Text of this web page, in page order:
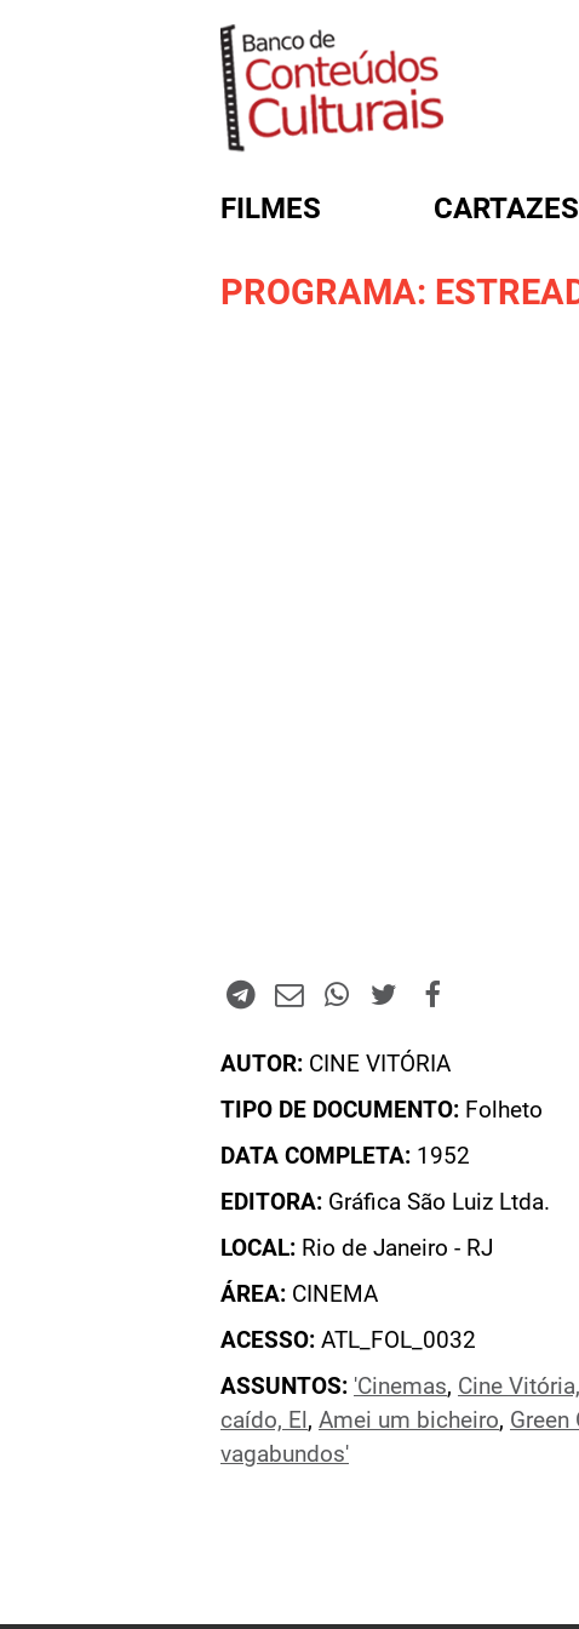
FILMES CARTAZES
PROGRAMA:
AUTOR: CINE VITÓRIA
TIPO DE DOCUMENTO: Folheto
DATA COMPLETA: 1952
EDITORA: Gráfica São Luiz Ltda.
LOCAL: Rio de Janeiro - RJ
ÁREA: CINEMA
ACESSO: ATL_FOL_0032
ASSUNTOS: 'Cinemas, Cine
caído, El , Amei um bicheiro, Green
vagabundos'